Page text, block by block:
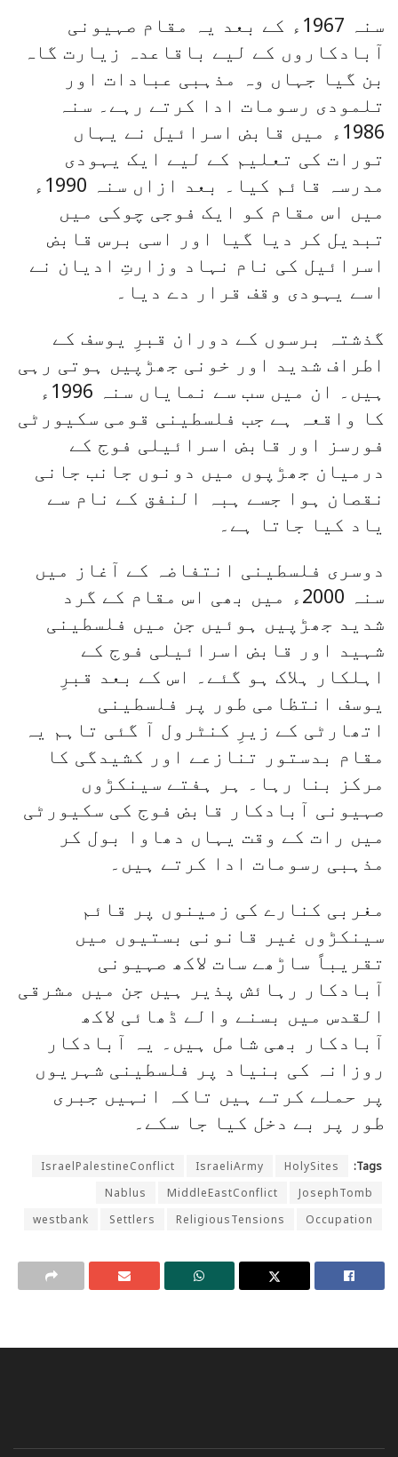
سنہ 1967ء کے بعد یہ مقام صہیونی
آبادکاروں کے لیے باقاعدہ زیارت گاہ
بن گیا جہاں وہ مذہبی عبادات اور
تلمودی رسومات ادا کرتے رہے۔ سنہ
1986ء میں قابض اسرائیل نے یہاں
تورات کی تعلیم کے لیے ایک یہودی
مدرسہ قائم کیا۔ بعد ازاں سنہ 1990ء
میں اس مقام کو ایک فوجی چوکی میں
تبدیل کر دیا گیا اور اسی برس قابض
اسرائیل کی نام نہاد وزارتِ ادیان نے
اسے یہودی وقف قرار دے دیا۔
گذشتہ برسوں کے دوران قبرِ یوسف کے
اطراف شدید اور خونی جھڑپیں ہوتی رہی
ہیں۔ ان میں سب سے نمایاں سنہ 1996ء
کا واقعہ ہے جب فلسطینی قومی سکیورٹی
فورسز اور قابض اسرائیلی فوج کے
درمیان جھڑپوں میں دونوں جانب جانی
نقصان ہوا جسے ہبہ النفق کے نام سے
یاد کیا جاتا ہے۔
دوسری فلسطینی انتفاضہ کے آغاز میں
سنہ 2000ء میں بھی اس مقام کے گرد
شدید جھڑپیں ہوئیں جن میں فلسطینی
شہید اور قابض اسرائیلی فوج کے
اہلکار ہلاک ہو گئے۔ اس کے بعد قبرِ
یوسف انتظامی طور پر فلسطینی
اتھارٹی کے زیرِ کنٹرول آ گئی تاہم یہ
مقام بدستور تنازعے اور کشیدگی کا
مرکز بنا رہا۔ ہر ہفتے سینکڑوں
صہیونی آبادکار قابض فوج کی سکیورٹی
میں رات کے وقت یہاں دھاوا بول کر
مذہبی رسومات ادا کرتے ہیں۔
مغربی کنارے کی زمینوں پر قائم
سینکڑوں غیر قانونی بستیوں میں
تقریباً ساڑھے سات لاکھ صہیونی
آبادکار رہائش پذیر ہیں جن میں مشرقی
القدس میں بسنے والے ڈھائی لاکھ
آبادکار بھی شامل ہیں۔ یہ آبادکار
روزانہ کی بنیاد پر فلسطینی شہریوں
پر حملے کرتے ہیں تاکہ انہیں جبری
طور پر بے دخل کیا جا سکے۔
Tags:
HolySites
IsraeliArmy
IsraelPalestineConflict
JosephTomb
MiddleEastConflict
Nablus
Occupation
ReligiousTensions
Settlers
westbank